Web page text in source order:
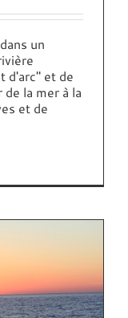
un
d'arc" et de
la mer à la
et de